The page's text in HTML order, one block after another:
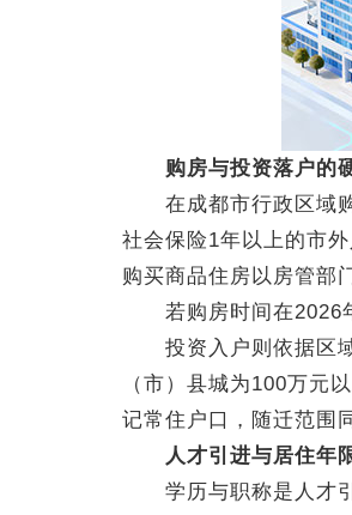
购房与投资落户的
在成都市行政区域购
社会保险1年以上的市
购买商品住房以房管部
若购房时间在2026年
投资入户则依据区域
（市）县城为100万元
记常住户口，随迁范围
人才引进与居住年
学历与职称是人才引